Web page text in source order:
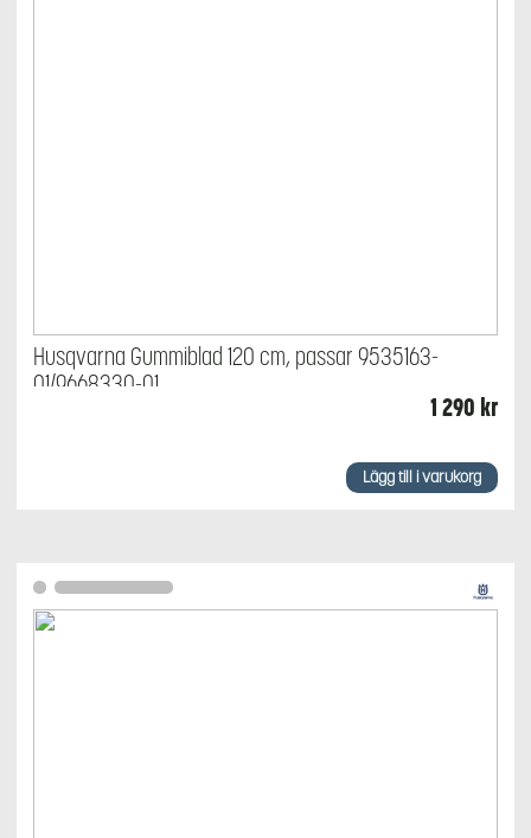
Husqvarna Gummiblad 120 cm, passar 9535163-
01/9668330-01
1 290 kr
Lägg till i varukorg